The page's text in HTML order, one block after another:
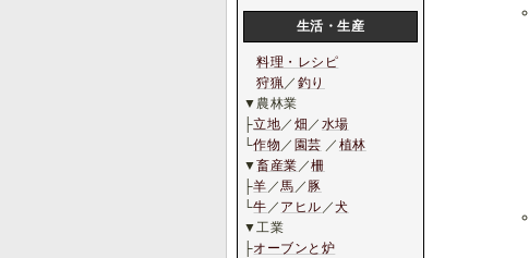
生活・生産
料理・レシピ
狩猟 ／ 釣り
▼農林業
├立地 ／ 畑 ／ 水場
└作物 ／ 園芸 ／ 植林
▼畜産業 ／柵
├羊 ／ 馬 ／ 豚
└牛 ／ アヒル ／犬
▼工業
├オーブンと炉